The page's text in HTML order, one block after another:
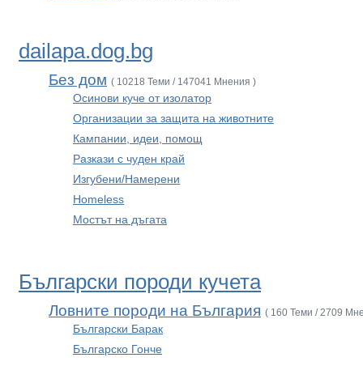
dailapa.dog.bg
Без дом ( 10218 Теми / 147041 Мнения )
Осинови куче от изолатор
Организации за защита на животните
Кампании, идеи, помощ
Разкази с чуден край
Изгубени/Намерени
Homeless
Мостът на дъгата
Български породи кучета
Ловните породи на България ( 160 Теми / 2709
Български Барак
Българско Гонче